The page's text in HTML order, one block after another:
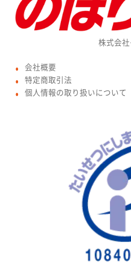
株式会
● 会社概要
● 特定商取引法
● 個人情報の取り扱いについて